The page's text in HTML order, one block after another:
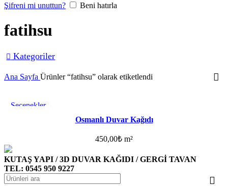
Şifreni mi unuttun? Beni hatırla
fatihsu
Kategoriler
Ana Sayfa Ürünler “fatihsu” olarak etiketlendi
Seçenekler
Osmanlı Duvar Kağıdı
450,00₺ m²
KUTAŞ YAPI / 3D DUVAR KAĞIDI / GERGİ TAVAN
TEL: 0545 950 9227